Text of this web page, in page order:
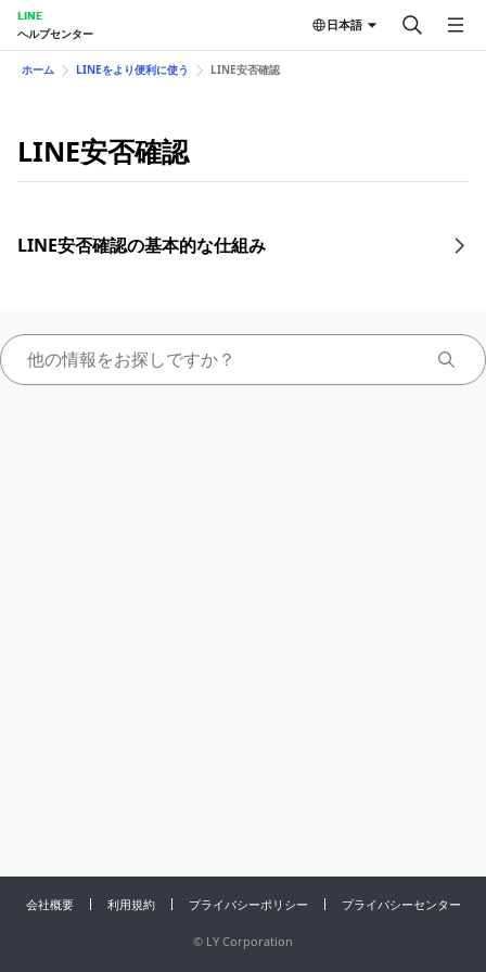
LINE
ヘルプセンター
日本語
ホーム LINEをより便利に使う LINE安否確認
LINE安否確認
LINE安否確認の基本的な仕組み
会社概要 利用規約 プライバシーポリシー プライバシーセンター
© LY Corporation